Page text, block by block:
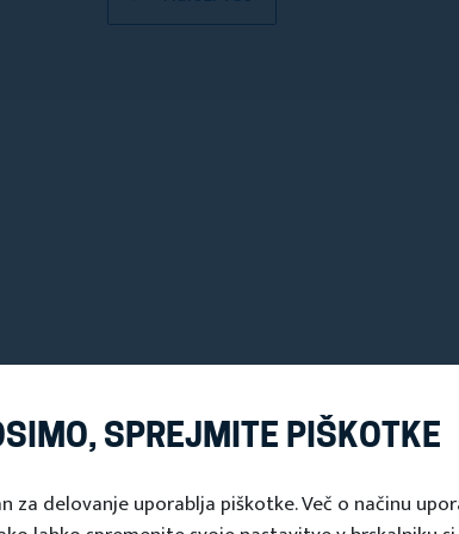
je bilo ustanovljeno leta 1998. Že
okolja za domačine in turiste, ki obiščejo
SPREJMITE PIŠKOTKE
za delovanje uporablja piškotke. Več o načinu